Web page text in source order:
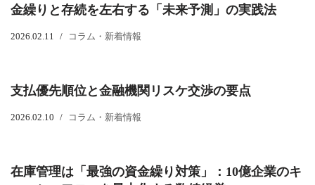
金繰りと存続を左右する「未来予測」の実践法
2026.02.11 コラム・新着情報
支払優先順位と金融機関リスケ交渉の要点
2026.02.10 コラム・新着情報
在庫管理は「最強の資金繰り対策」：10億企業のキ